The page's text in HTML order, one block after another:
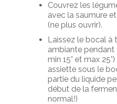
Couvrez les
avec la saumure
(ne plus ouvrir).
Laissez le bocal à
ambiante pendant
min 15° et max
assiette sous le
partie du liquide
début de la
normal!)